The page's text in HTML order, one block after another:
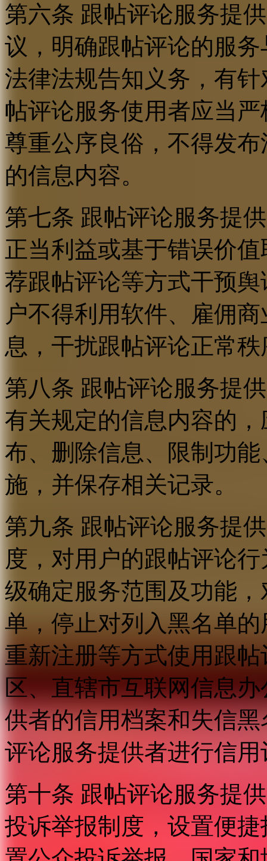
第六条 跟帖评论服务提
议，明确跟帖评论的服
法律法规告知义务，有
帖评论服务使用者应当
尊重公序良俗，不得发
的信息内容。
第七条 跟帖评论服务提
正当利益或基于错误价
荐跟帖评论等方式干预
户不得利用软件、雇佣
息，干扰跟帖评论正常
第八条 跟帖评论服务提
有关规定的信息内容的
布、删除信息、限制功
施，并保存相关记录。
第九条 跟帖评论服务提
度，对用户的跟帖评论
级确定服务范围及功能
单，停止对列入黑名单
重新注册等方式使用跟
区、直辖市互联网信息
供者的信用档案和失信
评论服务提供者进行信用
第十条 跟帖评论服务提
投诉举报制度，设置便